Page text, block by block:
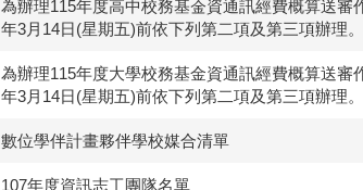
為辦理115年度高中校務基金資通訊經費概算送審
年3月14日(星期五)前依下列第二項及第三項辦理。
為辦理115年度大學校務基金資通訊經費概算送審
年3月14日(星期五)前依下列第二項及第三項辦理。
數位學伴計畫夥伴學校媒合清單
107年度資訊志工團隊名單